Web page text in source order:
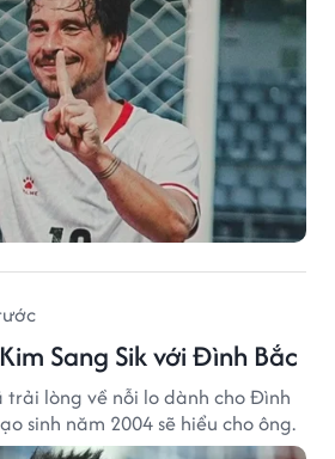
Sang Sik với Đình Bắc
trải lòng về nỗi lo dành cho Đình
sinh năm 2004 sẽ hiểu cho ông.